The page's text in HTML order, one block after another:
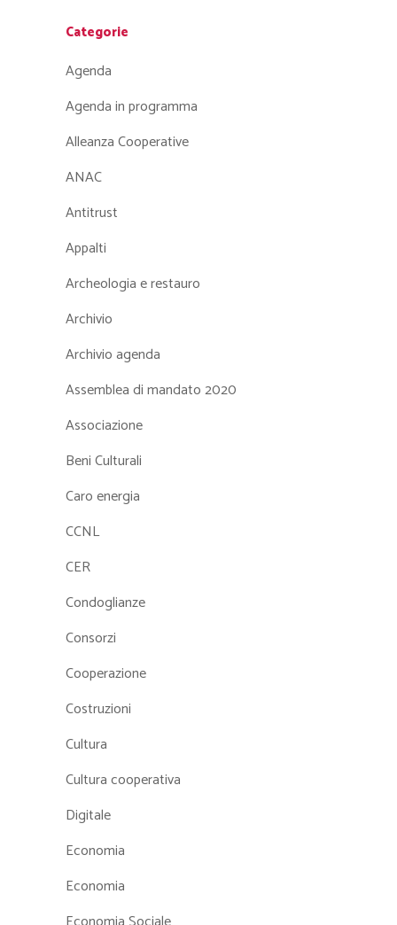
Categorie
Agenda
Agenda in programma
Alleanza Cooperative
ANAC
Antitrust
Appalti
Archeologia e restauro
Archivio
Archivio agenda
Assemblea di mandato 2020
Associazione
Beni Culturali
Caro energia
CCNL
CER
Condoglianze
Consorzi
Cooperazione
Costruzioni
Cultura
Cultura cooperativa
Digitale
Economia
Economia